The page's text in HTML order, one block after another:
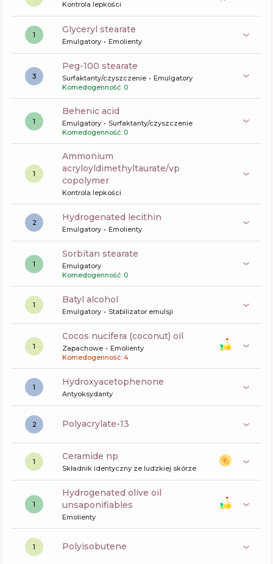
Kontrola lepkości
1 glyceryl stearate
Emulgatory Emolienty
3
peg-100 stearate
Surfaktanty/czyszczenie
Emulgatory
Komedogenność: 0
1
behenic acid
Emulgatory
Surfaktanty/czyszczenie
Komedogenność: 0
1
ammonium
acryloyldimethyltaurate/vp
copolymer
Kontrola lepkości
2 hydrogenated lecithin
Emulgatory Emolienty
1
sorbitan stearate
Emulgatory
Komedogenność: 0
1 batyl alcohol
Emulgatory Stabilizator emulsji
1
cocos nucifera (coconut) oil
Zapachowe
Emolienty
Komedogenność: 4
1 Hydroxyacetophenone
Antyoksydanty
2 polyacrylate-13
1 ceramide np
Składnik identyczny ze ludzkiej skórze
1
hydrogenated olive oil
unsaponifiables
Emolienty
1 polyisobutene